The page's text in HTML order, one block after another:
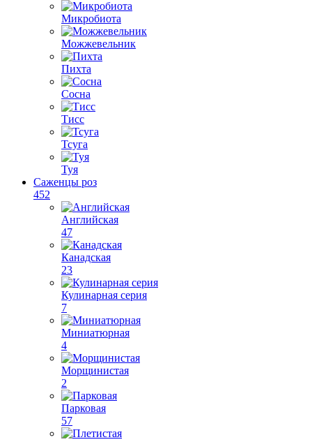
Микробиота
Можжевельник
Пихта
Сосна
Тисс
Тсуга
Туя
Саженцы роз
452
Английская
47
Канадская
23
Кулинарная серия
7
Миниатюрная
4
Морщинистая
2
Парковая
57